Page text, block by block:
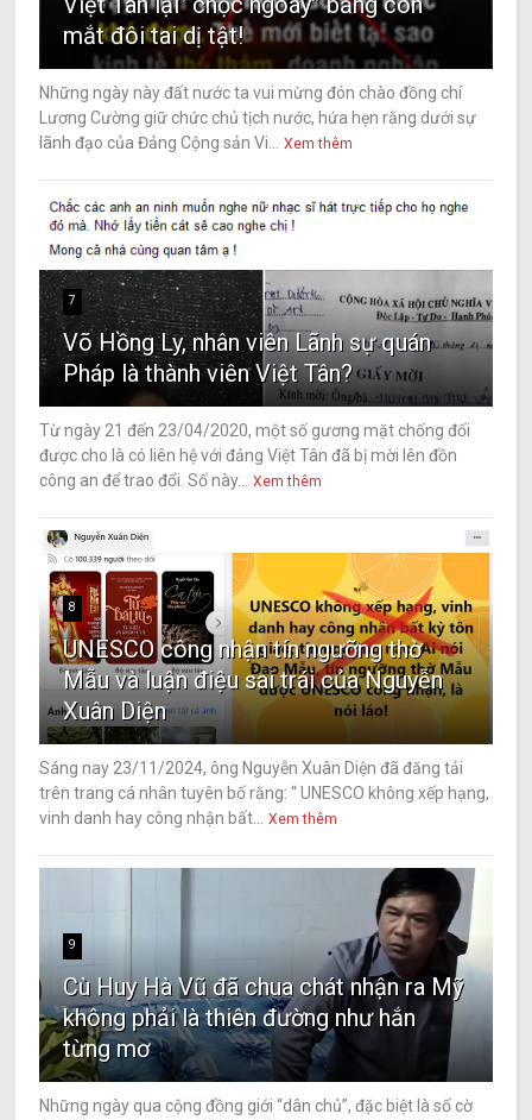
mắt đôi tai dị tật!
Những ngày này đất nước ta vui mừng đón chào đồng chí
Lương Cường giữ chức chủ tịch nước, hứa hẹn rằng dưới sự
lãnh đạo của Đảng Cộng sản Vi...
Xem thêm
7
Võ Hồng Ly, nhân viên Lãnh sự quán
Pháp là thành viên Việt Tân?
Từ ngày 21 đến 23/04/2020, một số gương mặt chống đối
được cho là có liên hệ với đảng Việt Tân đã bị mời lên đồn
công an để trao đổi. Số này...
Xem thêm
8
UNESCO công nhận tín ngưỡng thờ
Mẫu và luận điệu sai trái của Nguyễn
Xuân Diện
Sáng nay 23/11/2024, ông Nguyễn Xuân Diện đã đăng tải
trên trang cá nhân tuyên bố rằng: “ UNESCO không xếp hạng,
vinh danh hay công nhận bất...
Xem thêm
9
Cù Huy Hà Vũ đã chua chát nhận ra Mỹ
không phải là thiên đường như hắn
từng mơ
Những ngày qua cộng đồng giới “dân chủ”, đặc biệt là số cờ